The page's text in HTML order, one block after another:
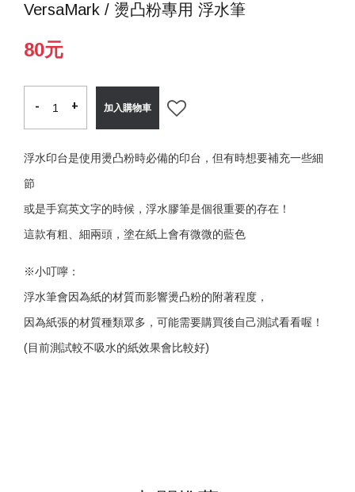
VersaMark / 燙凸粉專用 浮水筆
80元
- +
- + 加入購物車
浮水印台是使用燙凸粉時必備的印台，但有時想要補充一些細
節
或是手寫英文字的時候，浮水膠筆是個很重要的存在！
這款有粗、細兩頭，塗在紙上會有微微的藍色
※小叮嚀：
浮水筆會因為紙的材質而影響燙凸粉的附著程度，
因為紙張的材質種類眾多，可能需要購買後自己測試看看喔！
(目前測試較不吸水的紙效果會比較好)